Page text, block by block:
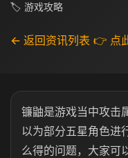
🏷 游戏攻略
← 返回资讯列表 👉 点
镰鼬是游戏当中攻击
以为部分五星角色进
么得的问题，大家可